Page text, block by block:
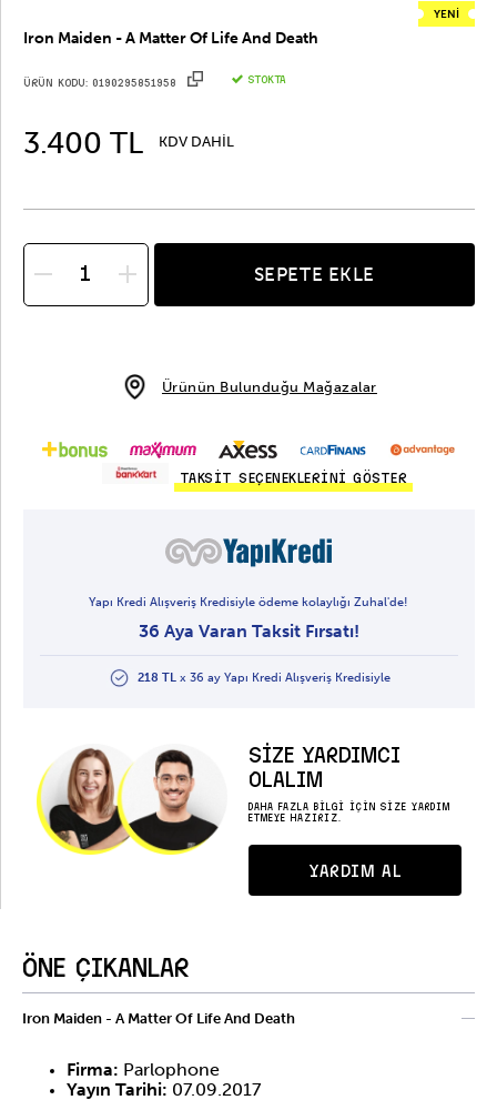
YENİ
Iron Maiden - A Matter Of Life And Death
ÜRÜN KODU: 0190295851958 STOKTA
3.400 TL KDV DAHİL
SEPETE EKLE
Ürünün Bulunduğu Mağazalar
TAKSİT SEÇENEKLERİNİ GÖSTER
Yapı Kredi Alışveriş Kredisiyle ödeme kolaylığı Zuhal'de!
36 Aya Varan Taksit Fırsatı!
218 TLx 36 ay Yapı Kredi Alışveriş Kredisiyle
SİZE YARDIMCI
OLALIM
DAHA FAZLA BİLGİ İÇİN SİZE YARDIM
ETMEYE HAZIRIZ.
YARDIM AL
ÖNE ÇIKANLAR
Iron Maiden - A Matter Of Life And Death
Firma: Parlophone
Yayın Tarihi: 07.09.2017